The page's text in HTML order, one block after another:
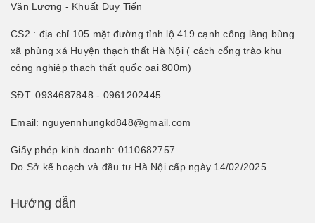
Văn Lương - Khuất Duy Tiến
CS2 : địa chỉ 105 mặt đường tỉnh lộ 419 cạnh cổng làng bùng
xã phùng xá Huyện thạch thất Hà Nội ( cách cổng trào khu
công nghiệp thạch thất quốc oai 800m)
SĐT: 0934687848 - 0961202445
Email: nguyennhungkd848@gmail.com
Giấy phép kinh doanh: 0110682757
Do Sở kế hoạch và đầu tư Hà Nội cấp ngày 14/02/2025
Hướng dẫn